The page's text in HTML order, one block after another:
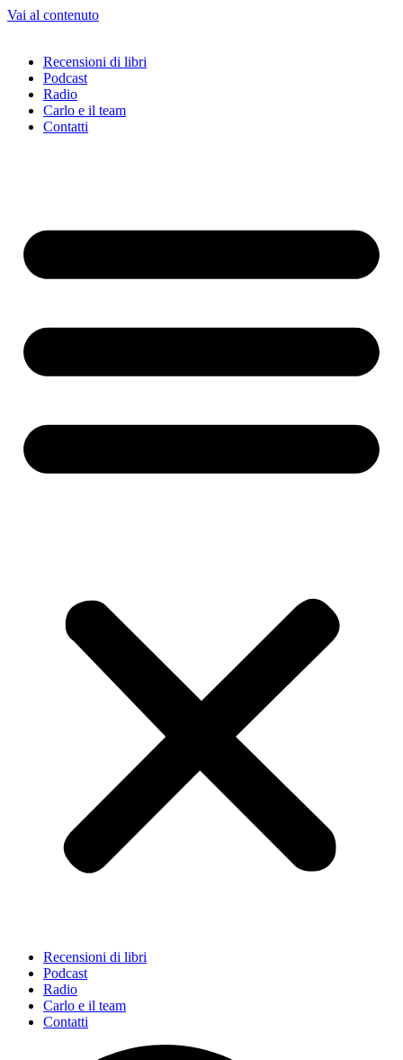
Vai al contenuto
Recensioni di libri
Podcast
Radio
Carlo e il team
Contatti
Recensioni di libri
Podcast
Radio
Carlo e il team
Contatti